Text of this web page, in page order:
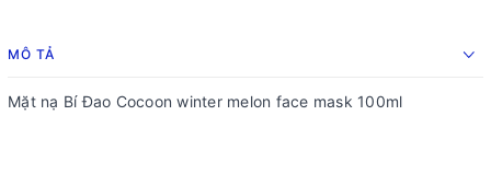
MÔ TẢ
Mặt nạ Bí Đao Cocoon winter melon face mask 100ml